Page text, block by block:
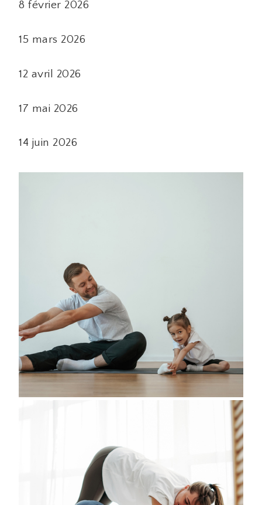
8 février 2026
15 mars 2026
12 avril 2026
17 mai 2026
14 juin 2026